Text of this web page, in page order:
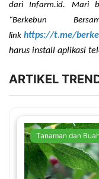
dari Infarm.id. Mari
“Berkebun
link https://t.me/
harus install aplikasi
ARTIKEL
Tanaman dan